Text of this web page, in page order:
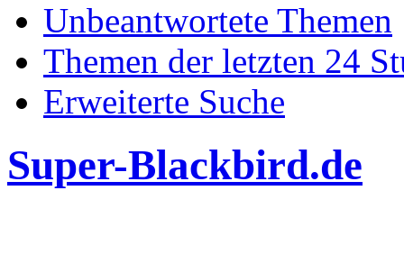
Unbeantwortete Themen
Themen der letzten 24
Erweiterte Suche
Super-Blackbird.de